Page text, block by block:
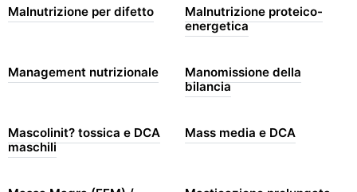
Malnutrizione per difetto
Malnutrizione proteico-
energetica
Management nutrizionale
Manomissione della
bilancia
Mascolinit? tossica e DCA
maschili
Mass media e DCA